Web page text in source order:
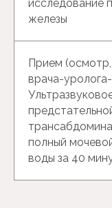
исследование
железы
Прием (осмотр,
врача-
полный
воды за 40